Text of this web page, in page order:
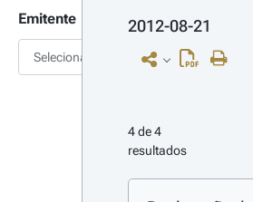
Emitente
Selecionar
2012-08-21
4 de 4
resultados